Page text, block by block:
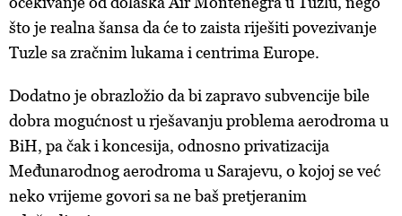
što je realna šansa da će to zaista riješiti povezivanje
Tuzle sa zračnim lukama i centrima Europe.
Dodatno je obrazložio da bi zapravo subvencije bile
dobra mogućnost u rješavanju problema aerodroma u
BiH, pa čak i koncesija, odnosno privatizacija
Međunarodnog aerodroma u Sarajevu, o kojoj se već
neko vrijeme govori sa ne baš pretjeranim